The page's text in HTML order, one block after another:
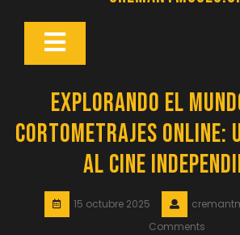
Botón
Explorando el
Cortometrajes Online:
al Cine
15 octubre 2025
Comments